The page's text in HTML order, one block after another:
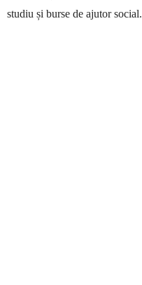
studiu și burse de ajutor social.